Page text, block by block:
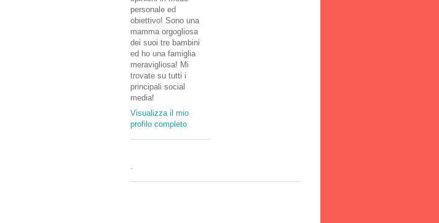
personale ed
obiettivo! Sono una
mamma orgogliosa
dei suoi tre bambini
ed ho una famiglia
meravigliosa! Mi
trovate su tutti i
principali social
media!
Visualizza il mio
profilo completo